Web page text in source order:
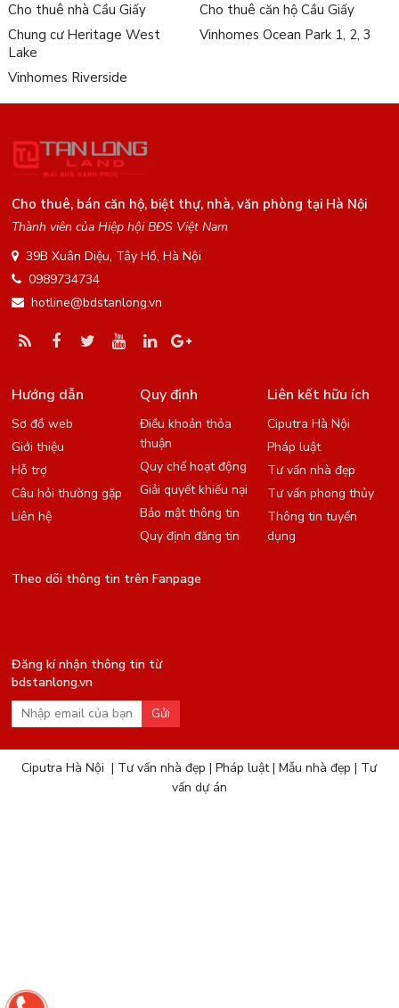
Cho thuê nhà Cầu Giấy
Cho thuê căn hộ Cầu Giấy
Chung cư Heritage West
Lake
Vinhomes Ocean Park 1, 2, 3
Vinhomes Riverside
Cho thuê, bán căn hộ, biệt thự, nhà, văn phòng tại Hà Nội
Thành viên của Hiệp hội BĐS Việt Nam
39B Xuân Diệu, Tây Hồ, Hà Nội
0989734734
hotline@bdstanlong.vn
Hướng dẫn
Sơ đồ web
Giới thiệu
Hỗ trợ
Câu hỏi thường gặp
Liên hệ
Quy định
Điều khoản thỏa
thuận
Quy chế hoạt động
Giải quyết khiếu nại
Bảo mật thông tin
Quy định đăng tin
Liên kết hữu ích
Ciputra Hà Nội
Pháp luật
Tư vấn nhà đẹp
Tư vấn phong thủy
Thông tin tuyển
dụng
Theo dõi thông tin trên Fanpage
Đăng kí nhận thông tin từ
bdstanlong.vn
Gửi
Ciputra Hà Nội | Tư vấn nhà đẹp |Pháp luật|Mẫu nhà đẹp | Tư
vấn dự án